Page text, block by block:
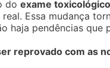
do exame
Essa mudança
haja pendências
reprovado com as